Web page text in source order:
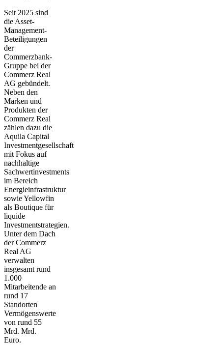
Seit 2025 sind
die Asset-
Management-
Beteiligungen
der
Commerzbank-
Gruppe bei der
Commerz Real
AG gebündelt.
Neben den
Marken und
Produkten der
Commerz Real
zählen dazu die
Aquila Capital
Investmentgesellschaft
mit Fokus auf
nachhaltige
Sachwertinvestments
im Bereich
Energieinfrastruktur
sowie Yellowfin
als Boutique für
liquide
Investmentstrategien.
Unter dem Dach
der Commerz
Real AG
verwalten
insgesamt rund
1.000
Mitarbeitende an
rund 17
Standorten
Vermögenswerte
von rund 55
Mrd. Mrd.
Euro.